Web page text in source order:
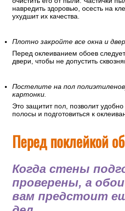
навредить здоровью, осесть на
ухудшит их качества.
Плотно закройте все окна и
Перед оклеиванием обоев
двери, чтобы не допустить
Постелите на пол
картонки.
Это защитит пол, позволит
полосы и подготовиться к
Перед поклейкой
Когда стены
проверены, а
вам предстоит